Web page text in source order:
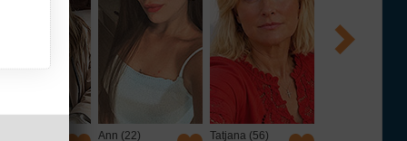
Tatjana (56)
Viki (46)